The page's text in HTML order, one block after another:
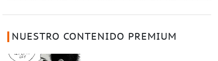
NUESTRO CONTENIDO PREMIUM